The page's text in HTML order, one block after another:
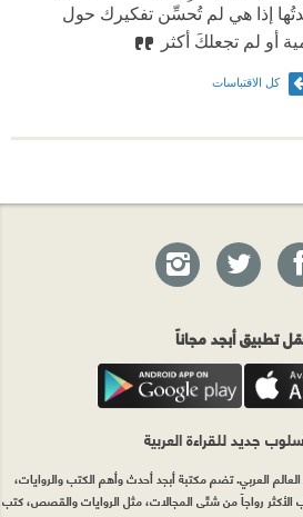
إذا هي لم تُحسِّن تفكيرك حول
أو لم تجعلكَ أكثر
كل الاقتباسات
تطبيق أبجد مجاناً
جديد للقراءة العربية
العربي. تضم مكتبة أبجد أحدث وأهم الكتب والروايات،
الأكثر رواجاً من شتّى المجالات، مثل الروايات والقصص، كتب